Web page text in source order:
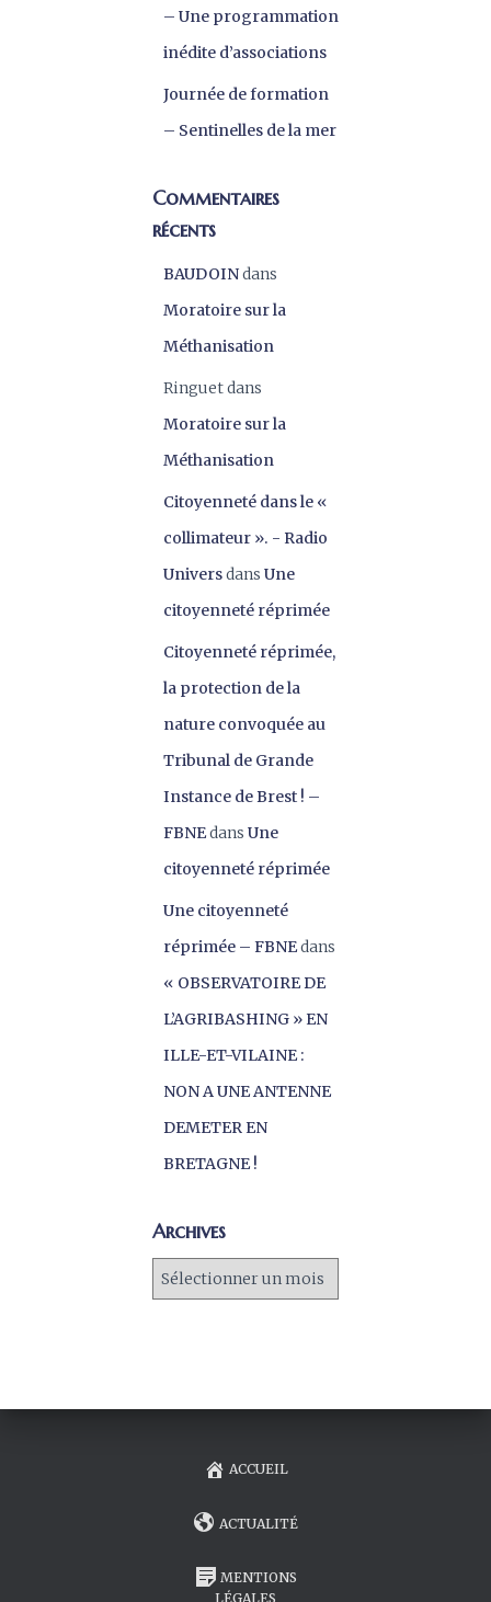
– Une programmation
inédite d’associations
Journée de formation
– Sentinelles de la mer
Commentaires
récents
BAUDOINdans
Moratoire sur la
Méthanisation
Ringuetdans
Moratoire sur la
Méthanisation
Citoyenneté dans le «
collimateur ». - Radio
Universdans Une
citoyenneté réprimée
Citoyenneté réprimée,
la protection de la
nature convoquée au
Tribunal de Grande
Instance de Brest ! –
FBNEdans Une
citoyenneté réprimée
Une citoyenneté
réprimée – FBNEdans
« OBSERVATOIRE DE
L’AGRIBASHING » EN
ILLE-ET-VILAINE :
NON A UNE ANTENNE
DEMETER EN
BRETAGNE !
Archives
ACCUEIL
ACTUALITÉ
MENTIONS
LÉGALES